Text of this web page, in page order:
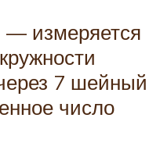
— измеряется
7 шейный
число